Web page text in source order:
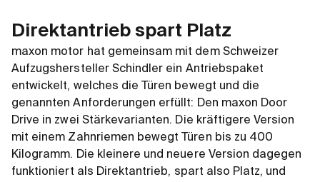
Direktantrieb spart Platz
maxon motor hat gemeinsam mit dem Schweizer
Aufzugshersteller Schindler ein Antriebspaket
entwickelt, welches die Türen bewegt und die
genannten Anforderungen erfüllt: Den maxon Door
Drive in zwei Stärkevarianten. Die kräftigere Version
mit einem Zahnriemen bewegt Türen bis zu 400
Kilogramm. Die kleinere und neuere Version dagegen
funktioniert als Direktantrieb, spart also Platz, und